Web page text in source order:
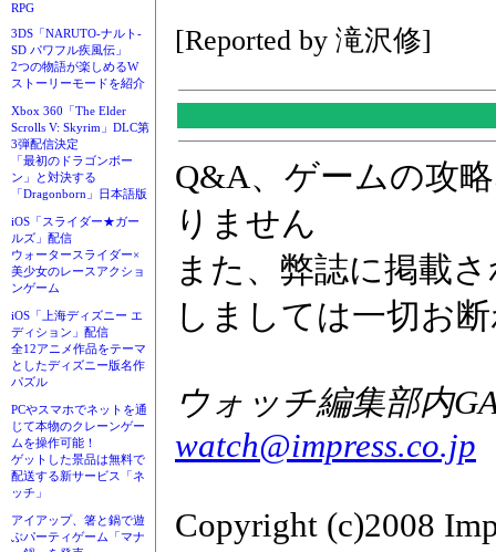
RPG
3DS「NARUTO-ナルト-
SD パワフル疾風伝」
2つの物語が楽しめるW
ストーリーモードを紹介
Xbox 360「The Elder
Scrolls V: Skyrim」DLC第
3弾配信決定
「最初のドラゴンボー
ン」と対決する
「Dragonborn」日本語版
iOS「スライダー★ガー
ルズ」配信
ウォータースライダー×
美少女のレースアクショ
ンゲーム
iOS「上海ディズニー エ
ディション」配信
全12アニメ作品をテーマ
としたディズニー版名作
パズル
PCやスマホでネットを通
じて本物のクレーンゲー
ムを操作可能！
ゲットした景品は無料で
配送する新サービス「ネ
ッチ」
アイアップ、箸と鍋で遊
ぶパーティゲーム「マナ
[Reported by 滝沢修]
Q&A、ゲームの攻
りません
また、弊誌に掲載
しましては一切お
ウォッチ編集部内
watch@impress.co.jp
Copyright (c)2008